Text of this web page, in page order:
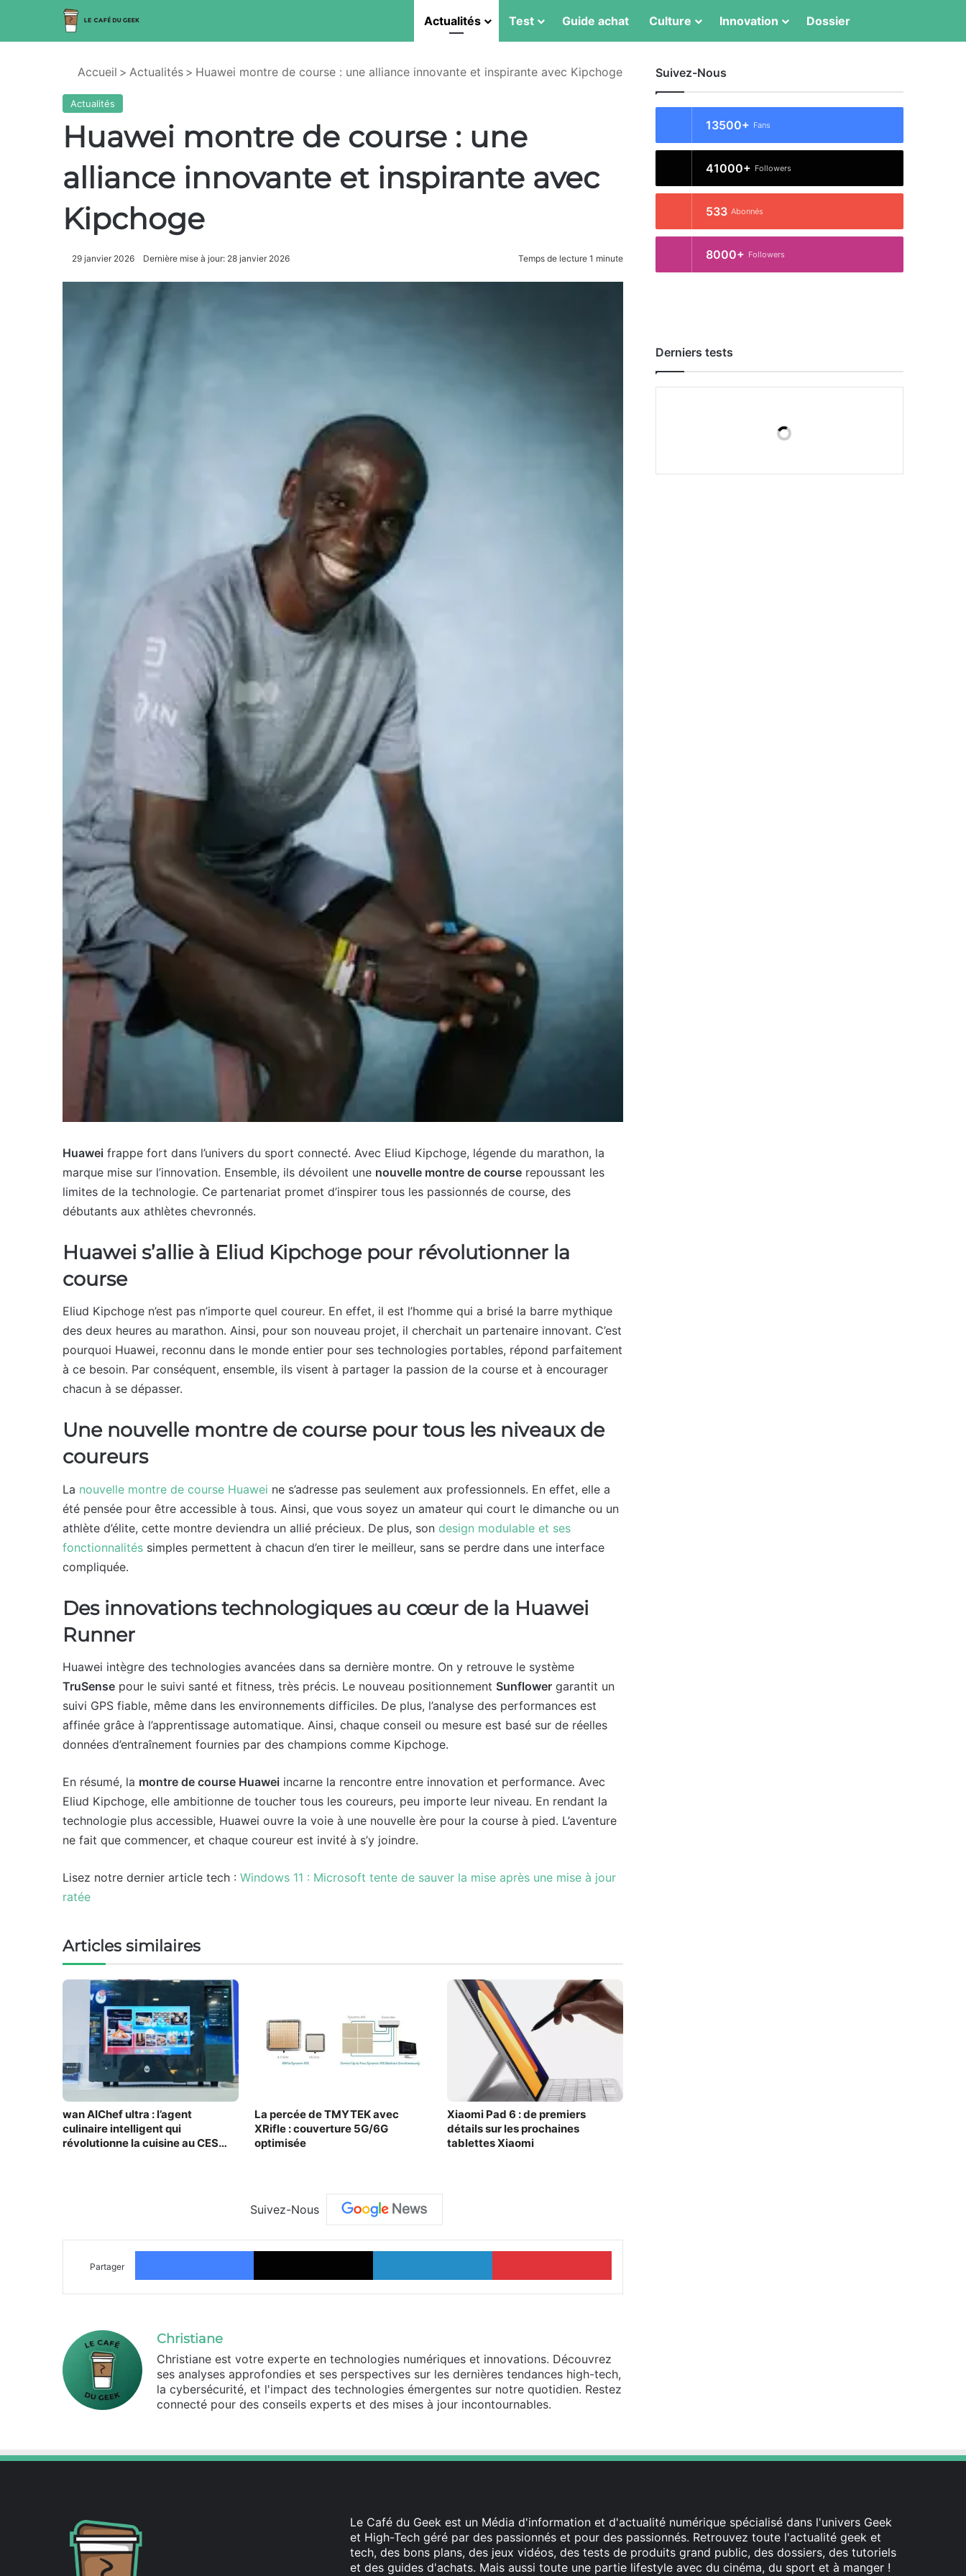
Actualités Test Guide achat Culture Innovation Dossier
Accueil > Actualités > Huawei montre de course : une alliance innovante et inspirante avec Kipchoge
Actualités
Huawei montre de course : une
alliance innovante et inspirante avec
Kipchoge
29 janvier 2026 Dernière mise à jour: 28 janvier 2026 Temps de lecture 1 minute
Huawei frappe fort dans l’univers du sport connecté. Avec Eliud Kipchoge, légende du marathon, la
marque mise sur l’innovation. Ensemble, ils dévoilent une nouvelle montre de course repoussant les
limites de la technologie. Ce partenariat promet d’inspirer tous les passionnés de course, des
débutants aux athlètes chevronnés.
Huawei s’allie à Eliud Kipchoge pour révolutionner la
course
Eliud Kipchoge n’est pas n’importe quel coureur. En effet, il est l’homme qui a brisé la barre mythique
des deux heures au marathon. Ainsi, pour son nouveau projet, il cherchait un partenaire innovant. C’est
pourquoi Huawei, reconnu dans le monde entier pour ses technologies portables, répond parfaitement
à ce besoin. Par conséquent, ensemble, ils visent à partager la passion de la course et à encourager
chacun à se dépasser.
Une nouvelle montre de course pour tous les niveaux de
coureurs
La nouvelle montre de course Huawei ne s’adresse pas seulement aux professionnels. En effet, elle a
été pensée pour être accessible à tous. Ainsi, que vous soyez un amateur qui court le dimanche ou un
athlète d’élite, cette montre deviendra un allié précieux. De plus, son design modulable et ses
fonctionnalités simples permettent à chacun d’en tirer le meilleur, sans se perdre dans une interface
compliquée.
Des innovations technologiques au cœur de la Huawei
Runner
Huawei intègre des technologies avancées dans sa dernière montre. On y retrouve le système
TruSense pour le suivi santé et fitness, très précis. Le nouveau positionnement Sunflower garantit un
suivi GPS fiable, même dans les environnements difficiles. De plus, l’analyse des performances est
affinée grâce à l’apprentissage automatique. Ainsi, chaque conseil ou mesure est basé sur de réelles
données d’entraînement fournies par des champions comme Kipchoge.
En résumé, la montre de course Huawei incarne la rencontre entre innovation et performance. Avec
Eliud Kipchoge, elle ambitionne de toucher tous les coureurs, peu importe leur niveau. En rendant la
technologie plus accessible, Huawei ouvre la voie à une nouvelle ère pour la course à pied. L’aventure
ne fait que commencer, et chaque coureur est invité à s’y joindre.
Lisez notre dernier article tech : Windows 11 : Microsoft tente de sauver la mise après une mise à jour
ratée
Articles similaires
wan AIChef ultra : l’agent
culinaire intelligent qui
révolutionne la cuisine au CES
La percée de TMYTEK avec
XRifle : couverture 5G/6G
optimisée
Xiaomi Pad 6 : de premiers
détails sur les prochaines
tablettes Xiaomi
Suivez-Nous
Partager
Facebook X Linkedin Pinterest
Christiane
Christiane est votre experte en technologies numériques et innovations. Découvrez
ses analyses approfondies et ses perspectives sur les dernières tendances high-tech,
la cybersécurité, et l'impact des technologies émergentes sur notre quotidien. Restez
connecté pour des conseils experts et des mises à jour incontournables.
Suivez-Nous
13500+ Fans
41000+ Followers
533 Abonnés
8000+ Followers
Derniers tests
Le Café du Geek est un Média d'information et d'actualité numérique spécialisé dans l'univers Geek
et High-Tech géré par des passionnés et pour des passionnés. Retrouvez toute l'actualité geek et
tech, des bons plans, des jeux vidéos, des tests de produits grand public, des dossiers, des tutoriels
et des guides d'achats. Mais aussi toute une partie lifestyle avec du cinéma, du sport et à manger !